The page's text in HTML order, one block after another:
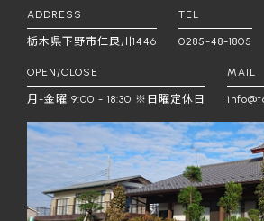
ADDRESS
栃木県下野市仁良川1446
TEL
0285-48-1805
OPEN/CLOSE
月-金曜 9:00 - 18:30 ※日曜定休日
MAIL